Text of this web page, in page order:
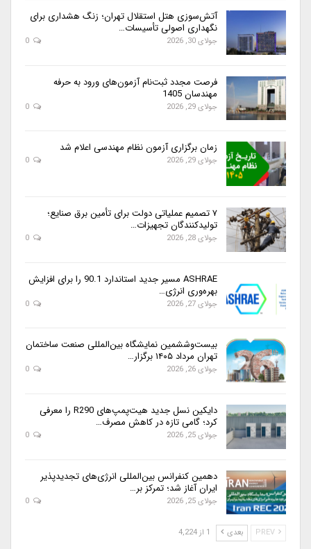
آتش‌سوزی هتل استقلال تهران؛ زنگ هشداری برای
نگهداری اصولی تأسیسات…
جولای 30, 2026
فرصت مجدد ثبت‌نام آزمون‌های ورود به حرفه
مهندسان 1405
جولای 29, 2026
زمان برگزاری آزمون نظام مهندسی اعلام شد
جولای 29, 2026
۷ تصمیم عملیاتی دولت برای تأمین برق صنایع؛
تولیدکنندگان تجهیزات…
جولای 28, 2026
ASHRAE مسیر جدید استاندارد 90.1 را برای افزایش
بهره‌وری انرژی…
جولای 27, 2026
بیست‌وششمین نمایشگاه بین‌المللی صنعت ساختمان
تهران مرداد ۱۴۰۵ برگزار…
جولای 26, 2026
دایکین نسل جدید هیت‌پمپ‌های R290 را معرفی
کرد؛ گامی تازه در کاهش مصرف…
جولای 25, 2026
دهمین کنفرانس بین‌المللی انرژی‌های تجدیدپذیر
ایران آغاز شد؛ تمرکز بر…
جولای 25, 2026
بعدی 1 از 4,224